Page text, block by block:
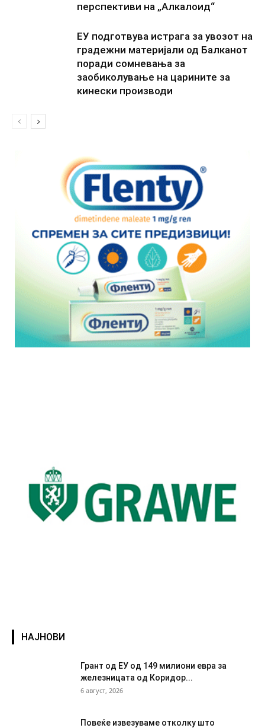
перспективи на „Алкалоид“
ЕУ подготвува истрага за увозот на
градежни материјали од Балканот
поради сомневања за
заобиколување на царините за
кинески производи
НАЈНОВИ
Грант од ЕУ од 149 милиони евра за
железницата од Коридор...
6 август, 2026
Повеќе извезуваме отколку што